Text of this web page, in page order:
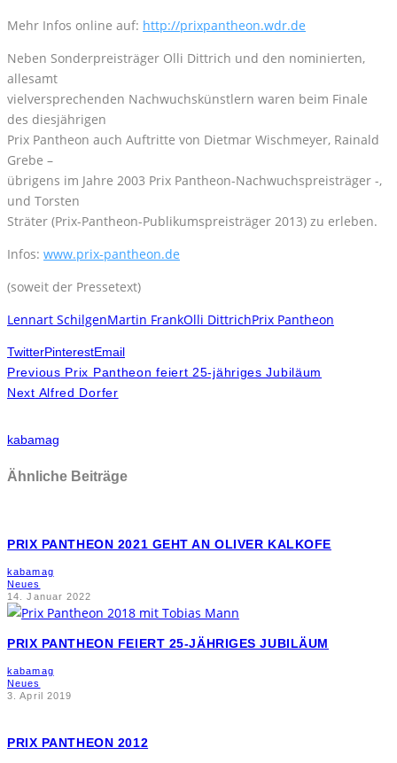
Mehr Infos online auf: http://prixpantheon.wdr.de
Neben Sonderpreisträger Olli Dittrich und den nominierten,
allesamt
vielversprechenden Nachwuchskünstlern waren beim Finale
des diesjährigen
Prix Pantheon auch Auftritte von Dietmar Wischmeyer, Rainald
Grebe –
übrigens im Jahre 2003 Prix Pantheon-Nachwuchspreisträger -,
und Torsten
Sträter (Prix-Pantheon-Publikumspreisträger 2013) zu erleben.
Infos: www.prix-pantheon.de
(soweit der Pressetext)
Lennart SchilgenMartin FrankOlli DittrichPrix Pantheon
TwitterPinterestEmail
Previous Prix Pantheon feiert 25-jähriges Jubiläum
Next Alfred Dorfer
kabamag
Ähnliche Beiträge
PRIX PANTHEON 2021 GEHT AN OLIVER KALKOFE
kabamag
Neues
14. Januar 2022
PRIX PANTHEON FEIERT 25-JÄHRIGES JUBILÄUM
kabamag
Neues
3. April 2019
PRIX PANTHEON 2012